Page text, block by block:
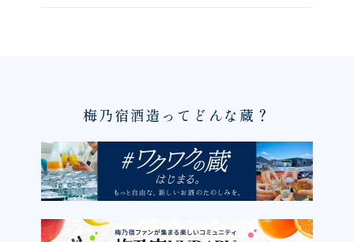
梅乃宿酒造ってどんな蔵？